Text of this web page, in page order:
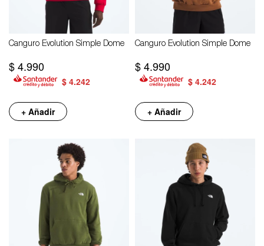
Canguro Evolution Simple Dome
$4.990
$ 4.242
+ Añadir
Canguro Evolution Simple Dome
$4.990
$ 4.242
+ Añadir